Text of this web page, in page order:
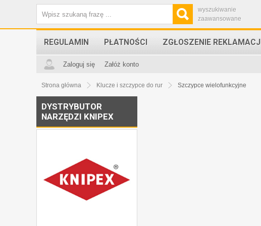
wyszukiwanie
zaawansowane
REGULAMIN PŁATNOŚCI ZGŁOSZENIE REKLAMACJI
Zaloguj się Załóż konto
Strona główna Klucze i szczypce do rur Szczypce wielofunkcyjne
DYSTRYBUTOR
NARZĘDZI KNIPEX